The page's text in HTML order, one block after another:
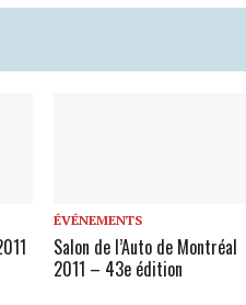
ÉVÉNEMENTS
Salon de l’Auto de Montréal
2011 – 43e édition